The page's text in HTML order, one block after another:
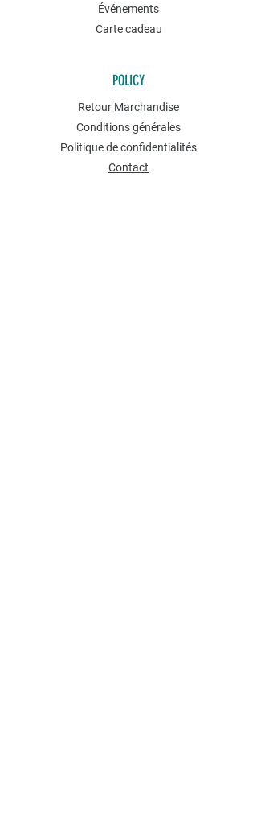
Événements
Carte cadeau
POLICY
Retour Marchandise
Conditions générales
Politique de confidentialités
Contact